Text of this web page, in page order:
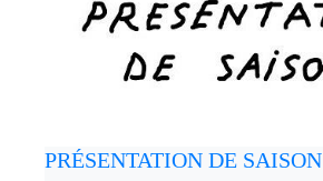
PRÉSENTATION DE SAISON